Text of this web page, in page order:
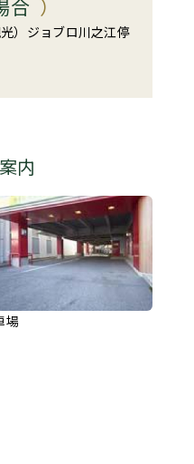
合
）ジョブロ川之江停
内
場